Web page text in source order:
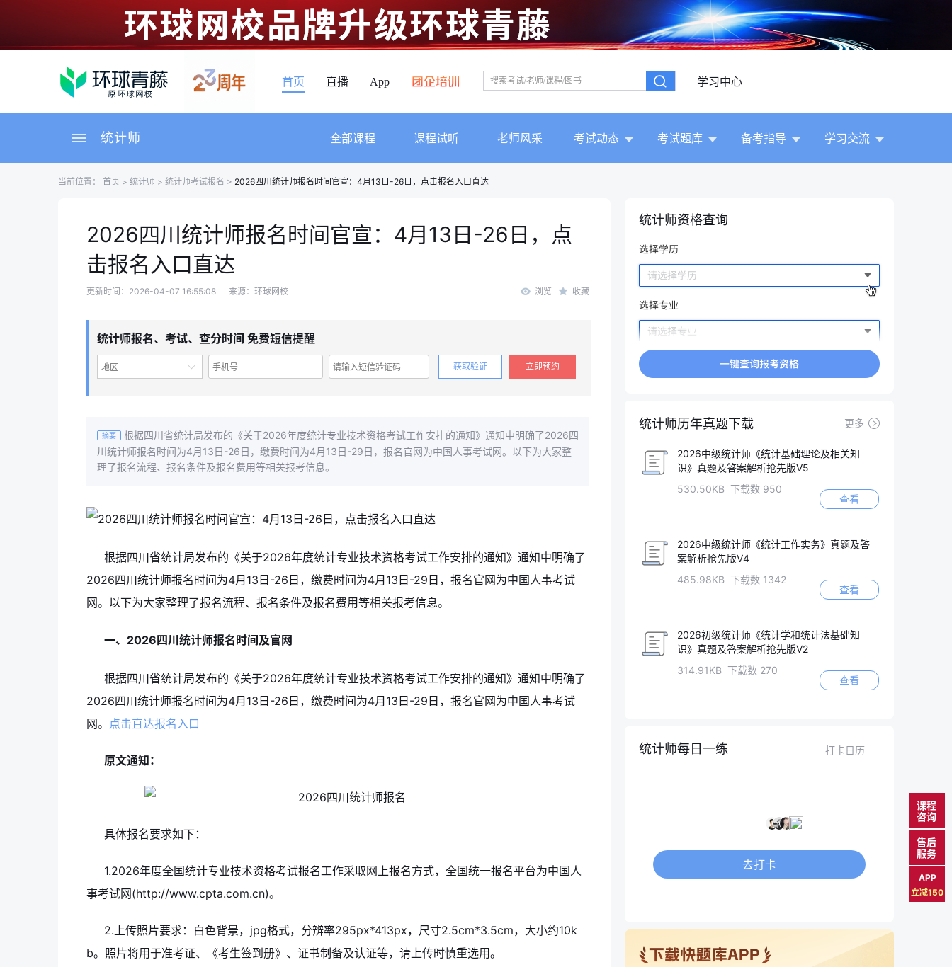
首页 直播 App 学习中心
统计师 全部课程 课程试听 老师风采 考试动态 考试题库 备考指导 学习交流
当前位置： 首页 > 统计师 > 统计师考试报名 > 2026四川统计师报名时间官宣：4月13日-26日，点击报名入口直达
2026四川统计师报名时间官宣：4月13日-26日，点
击报名入口直达
更新时间：2026-04-07 16:55:08 来源：环球网校 浏览 收藏
统计师报名、考试、查分时间 免费短信提醒
地区 获取验证 立即预约
摘要
根据四川省统计局发布的《关于2026年度统计专业技术资格考试工作安排的通知》通知中明确了2026四
川统计师报名时间为4月13日-26日，缴费时间为4月13日-29日，报名官网为中国人事考试网。以下为大家整
理了报名流程、报名条件及报名费用等相关报考信息。
根据四川省统计局发布的《关于2026年度统计专业技术资格考试工作安排的通知》通知中明确了
2026四川统计师报名时间为4月13日-26日，缴费时间为4月13日-29日，报名官网为中国人事考试
网。以下为大家整理了报名流程、报名条件及报名费用等相关报考信息。
一、2026四川统计师报名时间及官网
根据四川省统计局发布的《关于2026年度统计专业技术资格考试工作安排的通知》通知中明确了
2026四川统计师报名时间为4月13日-26日，缴费时间为4月13日-29日，报名官网为中国人事考试
网。 点击直达报名入口
原文通知：
具体报名要求如下：
1.2026年度全国统计专业技术资格考试报名工作采取网上报名方式，全国统一报名平台为中国人
事考试网(http://www.cpta.com.cn)。
2.上传照片要求：白色背景，jpg格式，分辨率295px*413px，尺寸2.5cm*3.5cm，大小约10k
b。照片将用于准考证、《考生签到册》、证书制备及认证等，请上传时慎重选用。
统计师资格查询
统计师历年真题下载 更多
2026中级统计师《统计基础理论及相关知
识》真题及答案解析抢先版V5
530.50KB 下载数 950
查看
2026中级统计师《统计工作实务》真题及答
案解析抢先版V4
485.98KB 下载数 1342
查看
2026初级统计师《统计学和统计法基础知
识》真题及答案解析抢先版V2
314.91KB 下载数 270
查看
统计师每日一练 打卡日历
去打卡
课程
咨询
售后
服务
APP
立减150